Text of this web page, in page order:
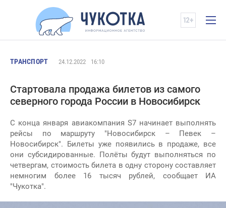
ТРАНСПОРТ 24.12.2022 16:10
Стартовала продажа билетов из самого
северного города России в Новосибирск
С конца января авиакомпания S7 начинает выполнять
рейсы по маршруту "Новосибирск – Певек –
Новосибирск". Билеты уже появились в продаже, все
они субсидированные. Полёты будут выполняться по
четвергам, стоимость билета в одну сторону составляет
немногим более 16 тысяч рублей, сообщает ИА
"Чукотка".